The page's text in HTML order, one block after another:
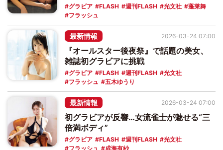
グラビア FLASH 週刊FLASH 光文社
蓬莱舞
フラッシュ
最新情報
『オールスター後夜祭』で話題の美女、
雑誌初グラビアに挑戦
グラビア FLASH 週刊FLASH
光文社
フラッシュ
五木ゆうり
2026-03-24 07:00
最新情報
初グラビアが反響…女流雀士が魅せる“三
倍満ボディ”
グラビア FLASH 週刊FLASH
光文社
フラッシュ
成海有紗
2026-03-24 07:00